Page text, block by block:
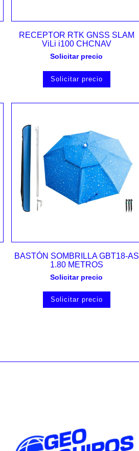
Vista rápida
RECEPTOR RTK GNSS SLAM
ViLi i100 CHCNAV
Solicitar precio
Solicitar precio
Vista rápida
BASTÓN SOMBRILLA GBT18-AS
1.80 METROS
Solicitar precio
Solicitar precio